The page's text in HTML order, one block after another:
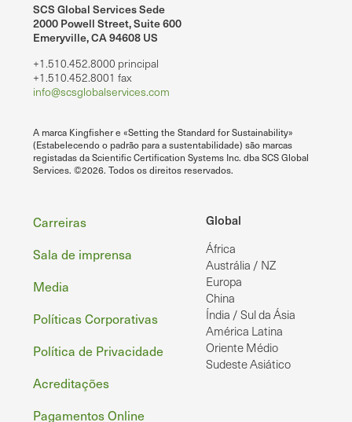
SCS Global Services Sede
2000 Powell Street, Suite 600
Emeryville, CA 94608 US
+1.510.452.8000 principal
+1.510.452.8001 fax
info@scsglobalservices.com
A marca Kingfisher e «Setting the Standard for Sustainability»
(Estabelecendo o padrão para a sustentabilidade) são marcas
registadas da Scientific Certification Systems Inc. dba SCS Global
Services. ©2026. Todos os direitos reservados.
Global
África
Austrália / NZ
Europa
China
Índia / Sul da Ásia
América Latina
Oriente Médio
Sudeste Asiático
Rodapé
Carreiras
Sala de imprensa
Media
Políticas Corporativas
Política de Privacidade
Acreditações
Pagamentos Online